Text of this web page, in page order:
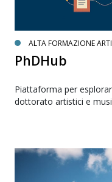
ALTA FORMAZIONE
PhDHub
Piattaforma per
dottorato artistici e